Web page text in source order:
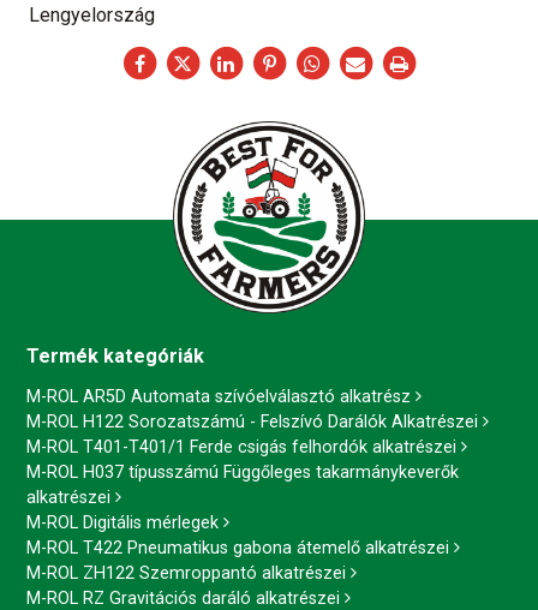
Lengyelország
Termék kategóriák
M-ROL AR5D Automata szívóelválasztó alkatrész
M-ROL H122 Sorozatszámú - Felszívó Darálók Alkatrészei
M-ROL T401-T401/1 Ferde csigás felhordók alkatrészei
M-ROL H037 típusszámú Függőleges takarmánykeverők
alkatrészei
M-ROL Digitális mérlegek
M-ROL T422 Pneumatikus gabona átemelő alkatrészei
M-ROL ZH122 Szemroppantó alkatrészei
M-ROL RZ Gravitációs daráló alkatrészei